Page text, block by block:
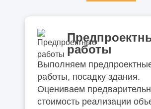
работы
Выполняем
работы, посадку здания.
Оцениваем
стоимость реализации